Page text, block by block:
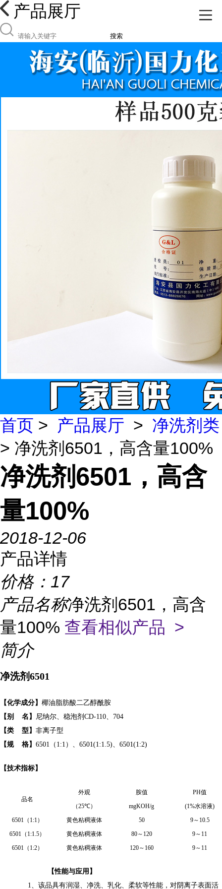
产品展厅
搜索
首页 > 产品展厅 > 净洗剂类
> 净洗剂6501，高含量100%
净洗剂6501，高含
量100%
2018-12-06
产品详情
价格： 17
产品名称净洗剂6501，高含
量100% 查看相似产品 >
简介
净洗剂6501
【化学成分】 椰油脂肪酸二乙醇酰胺
【别 名 】 尼纳尔、稳泡剂 CD-110、 704
【类 型 】 非离子型
【规 格】 6501 （ 1:1 ） 、 6501(1:1.5)、 6501(1:2)
【技术指标】
品名
外观
（25℃）
胺值
mgKOH/g
PH值
(1%水溶液)
6501（ 1:1） 黄色粘稠液体 50 9～ 10.5
6501 （ 1:1.5） 黄色粘稠液体 80～ 120 9～ 11
6501（ 1:2） 黄色粘稠液体 120～ 160 9～ 11
【性能与应用 】
1、 该品具有润湿、净洗、乳化、柔软等性能，对阴离子表面活